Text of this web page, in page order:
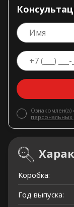
Ознакомлен(а)
персональных
Коробка:
Год выпуска: